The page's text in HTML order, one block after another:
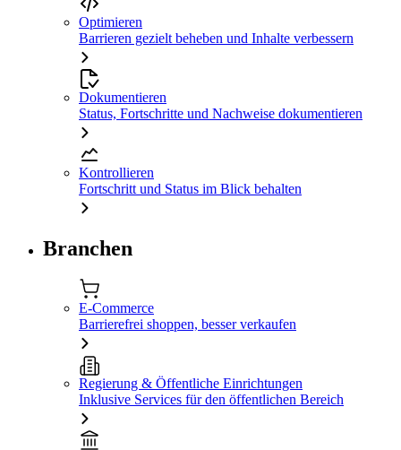
Optimieren
Barrieren gezielt beheben und Inhalte verbessern
Dokumentieren
Status, Fortschritte und Nachweise dokumentieren
Kontrollieren
Fortschritt und Status im Blick behalten
Branchen
E-Commerce
Barrierefrei shoppen, besser verkaufen
Regierung & Öffentliche Einrichtungen
Inklusive Services für den öffentlichen Bereich